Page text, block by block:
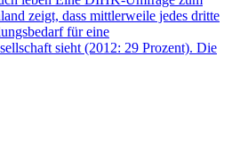
zeigt, dass mittlerweile jedes dritte
für eine
sieht (2012: 29 Prozent). Die